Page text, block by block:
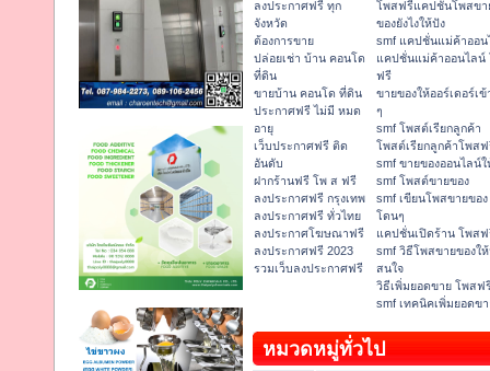
ลงประกาศฟรี ทุก
จังหวัด
ต้องการขาย
ปล่อยเช่า บ้าน คอนโด
ที่ดิน
ขายบ้าน คอนโด ที่ดิน
ประกาศฟรี ไม่มี หมด
อายุ
เว็บประกาศฟรี ติด
อันดับ
ฝากร้านฟรี โพ ส ฟรี
ลงประกาศฟรี กรุงเทพ
ลงประกาศฟรี ทั่วไทย
ลงประกาศโฆษณาฟรี
ลงประกาศฟรี 2023
รวมเว็บลงประกาศฟรี
โพสฟรีแคปชั่นโพสขา
ของยังไงให้ปัง
smf แคปชั่นแม่ค้าออน
แคปชั่นแม่ค้าออนไลน์
ฟรี
ขายของให้ออร์เดอร์เข้
ๆ
smf โพสต์เรียกลูกค้า
โพสต์เรียกลูกค้าโพส
smf ขายของออนไลน์ใ
smf โพสต์ขายของ
smf เขียนโพสขายของ
โดนๆ
แคปชั่นเปิดร้าน โพส
smf วิธีโพสขายของใ
สนใจ
วิธีเพิ่มยอดขาย โพสฟ
smf เทคนิคเพิ่มยอดข
หมวดหมู่ทั่วไป